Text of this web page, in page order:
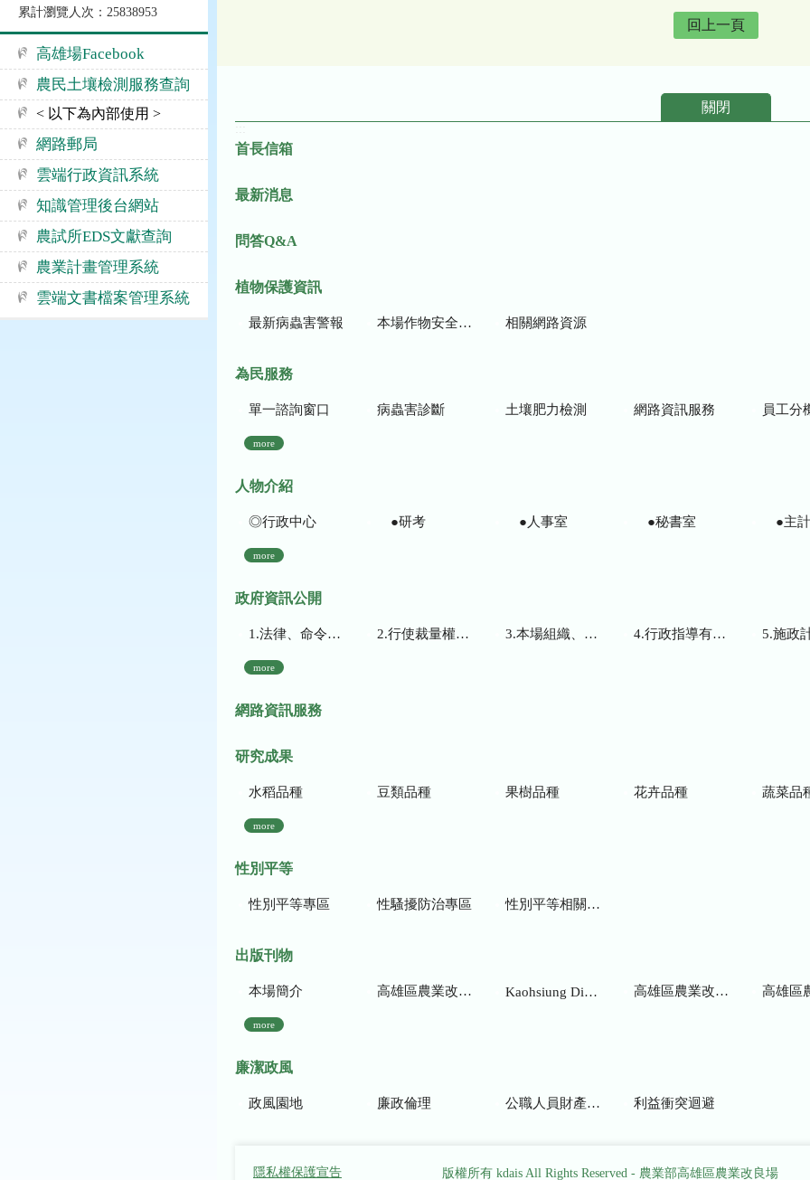
累計瀏覽人次：25838953
高雄場Facebook
農民土壤檢測服務查詢
< 以下為內部使用 >
網路郵局
雲端行政資訊系統
知識管理後台網站
農試所EDS文獻查詢
農業計畫管理系統
雲端文書檔案管理系統
回上一頁
關閉
首長信箱
最新消息
問答Q&A
植物保護資訊
最新病蟲害警報 本場作物安全用藥資訊 相關網路資源
為民服務
單一諮詢窗口 病蟲害診斷 土壤肥力檢測 網路資訊服務 員工分
more
人物介紹
◎行政中心 ●研考 ●人事室 ●秘書室 ●主
more
政府資訊公開
1.法律、命令、法規命令 2.行使裁量權而訂頒之解釋性規定及裁量基準 3.本場組織、職掌及聯絡資訊 4.行政指導有關文書 5.施政計畫、業務統
more
網路資訊服務
研究成果
水稻品種 豆類品種 果樹品種 花卉品種 蔬菜品
more
性別平等
性別平等專區 性騷擾防治專區 性別平等相關網站
出版刊物
本場簡介 高雄區農業改良場研究彙報 Kaohsiung District Agricultural Research and Extension Station 高雄區農業改良場年報 高雄區
more
廉潔政風
政風園地 廉政倫理 公職人員財產申報 利益衝突迴避
隱私權保護宣告 版權所有 kdais All Rights Reserved - 農業部高雄區農業改良場